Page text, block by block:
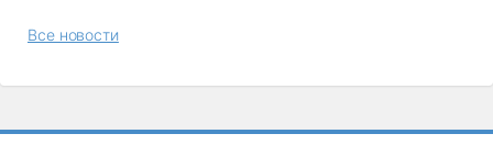
Все новости